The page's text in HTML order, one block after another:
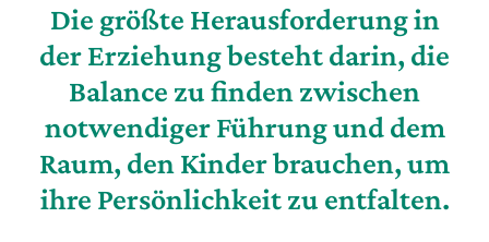
Die größte Herausforderung in
der Erziehung besteht darin, die
Balance zu finden zwischen
notwendiger Führung und dem
Raum, den Kinder brauchen, um
ihre Persönlichkeit zu entfalten.